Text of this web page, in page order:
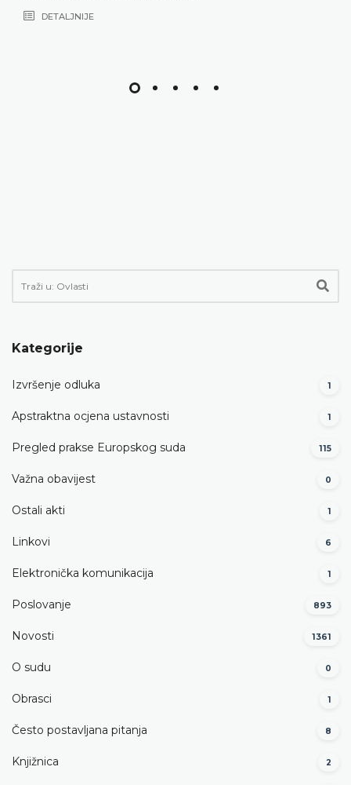
DETALJNIJE
Kategorije
Izvršenje odluka 1
Apstraktna ocjena ustavnosti 1
Pregled prakse Europskog suda 115
Važna obavijest 0
Ostali akti 1
Linkovi 6
Elektronička komunikacija 1
Poslovanje 893
Novosti 1361
O sudu 0
Obrasci 1
Često postavljana pitanja 8
Knjižnica 2